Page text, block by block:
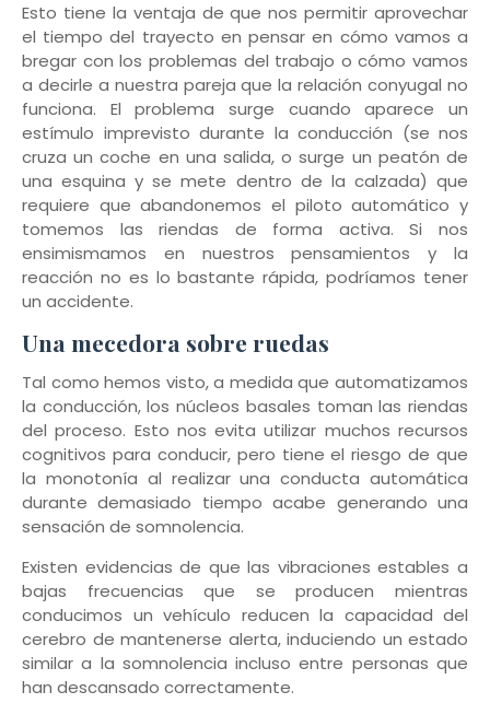
Esto tiene la ventaja de que nos permitir aprovechar
el tiempo del trayecto en pensar en cómo vamos a
bregar con los problemas del trabajo o cómo vamos
a decirle a nuestra pareja que la relación conyugal no
funciona. El problema surge cuando aparece un
estímulo imprevisto durante la conducción (se nos
cruza un coche en una salida, o surge un peatón de
una esquina y se mete dentro de la calzada) que
requiere que abandonemos el piloto automático y
tomemos las riendas de forma activa. Si nos
ensimismamos en nuestros pensamientos y la
reacción no es lo bastante rápida, podríamos tener
un accidente.
Una mecedora sobre ruedas
Tal como hemos visto, a medida que automatizamos
la conducción, los núcleos basales toman las riendas
del proceso. Esto nos evita utilizar muchos recursos
cognitivos para conducir, pero tiene el riesgo de que
la monotonía al realizar una conducta automática
durante demasiado tiempo acabe generando una
sensación de somnolencia.
Existen evidencias de que las vibraciones estables a
bajas frecuencias que se producen mientras
conducimos un vehículo reducen la capacidad del
cerebro de mantenerse alerta, induciendo un estado
similar a la somnolencia incluso entre personas que
han descansado correctamente.